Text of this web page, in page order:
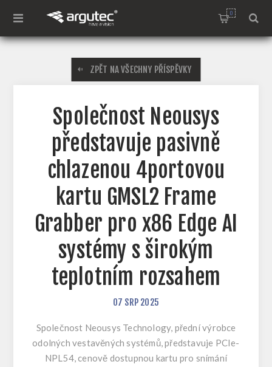
0
ZPĚT NA VŠECHNY PŘÍSPĚVKY
Společnost Neousys
představuje pasivně
chlazenou 4portovou
kartu GMSL2 Frame
Grabber pro x86 Edge AI
systémy s širokým
teplotním rozsahem
07 SRP 2025
Společnost Neousys Technology, přední výrobce
odolných vestavěných systémů, představuje PCIe-
NPL54, cenově dostupnou kartu pro snímání